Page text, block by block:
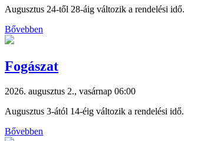
Augusztus 24-től 28-áig változik a rendelési idő.
Bővebben
Fogászat
2026. augusztus 2., vasárnap 06:00
Augusztus 3-ától 14-éig változik a rendelési idő.
Bővebben